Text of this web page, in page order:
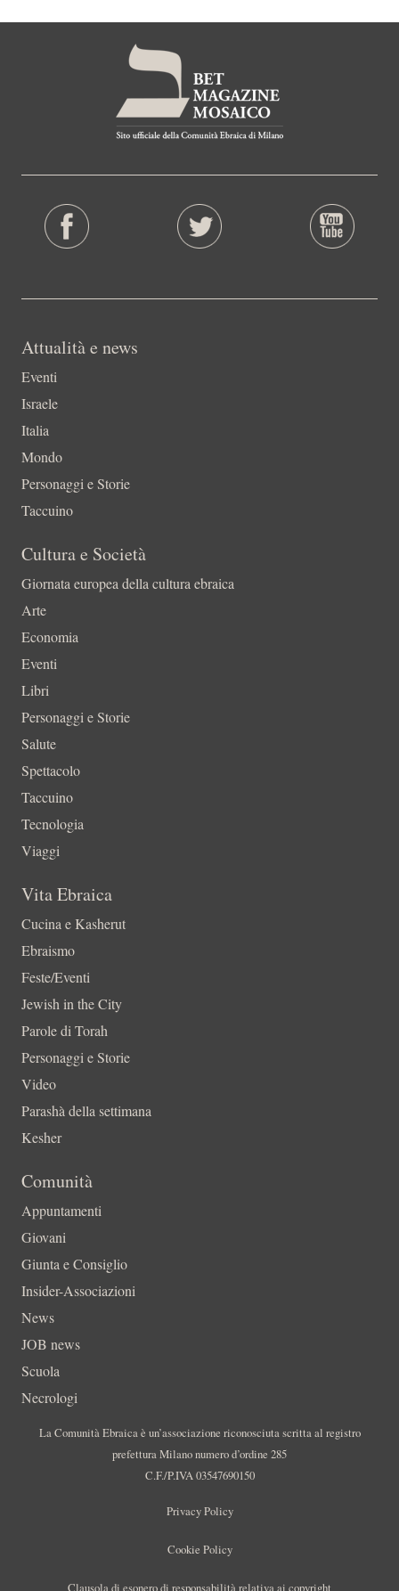
Attualità e news
Eventi
Israele
Italia
Mondo
Personaggi e Storie
Taccuino
Cultura e Società
Giornata europea della cultura ebraica
Arte
Economia
Eventi
Libri
Personaggi e Storie
Salute
Spettacolo
Taccuino
Tecnologia
Viaggi
Vita Ebraica
Cucina e Kasherut
Ebraismo
Feste/Eventi
Jewish in the City
Parole di Torah
Personaggi e Storie
Video
Parashà della settimana
Kesher
Comunità
Appuntamenti
Giovani
Giunta e Consiglio
Insider-Associazioni
News
JOB news
Scuola
Necrologi
La Comunità Ebraica è un’associazione riconosciuta scritta al registro
prefettura Milano numero d’ordine 285
C.F./P.IVA 03547690150
Privacy Policy
Cookie Policy
Clausola di esonero di responsabilità relativa ai copyright